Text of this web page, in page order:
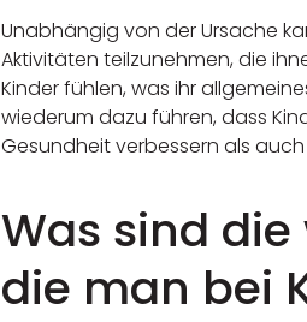
Unabhängig von der Ursache
Aktivitäten teilzunehmen, die
Kinder fühlen, was ihr
wiederum dazu führen, dass
Gesundheit verbessern als
Was sind
die man bei